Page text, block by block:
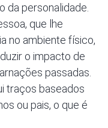
da personalidade.
que lhe
no ambiente físico,
o impacto de
passadas.
traços baseados
ou pais, o que é